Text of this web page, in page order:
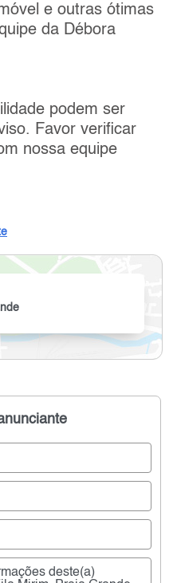
e outras ótimas
da Débora
podem ser
Favor verificar
nossa equipe